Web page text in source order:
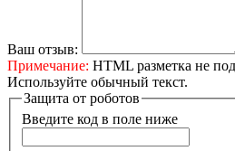
Ваш отзыв:
Примечание: HTML разметка не
Используйте обычный текст.
Защита от роботов
Введите код в поле ниже